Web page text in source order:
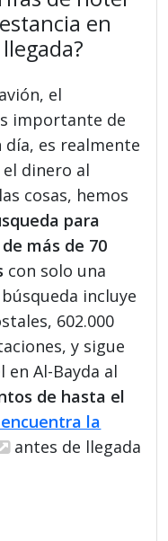
en
el
importante de
día, es realmente
dinero al
cosas, hemos
para
más de 70
con solo una
incluye
602.000
y sigue
en Al-Bayda al
de hasta el
la
antes de llegada